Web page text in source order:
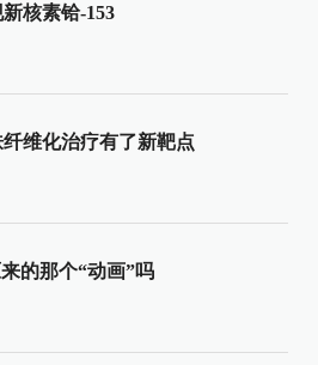
核素铪-153
维化治疗有了新靶点
的那个“动画”吗